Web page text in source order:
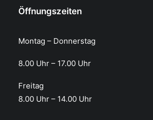
Öffnungszeiten
Montag – Donnerstag
8.00 Uhr – 17.00 Uhr​
Freitag
8.00 Uhr – 14.00 Uhr